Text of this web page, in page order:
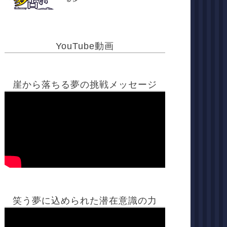
YouTube動画
崖から落ちる夢の挑戦メッセージ
笑う夢に込められた潜在意識の力